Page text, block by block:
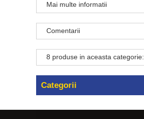
Mai multe informatii
Comentarii
8 produse in aceasta categorie:
Categorii